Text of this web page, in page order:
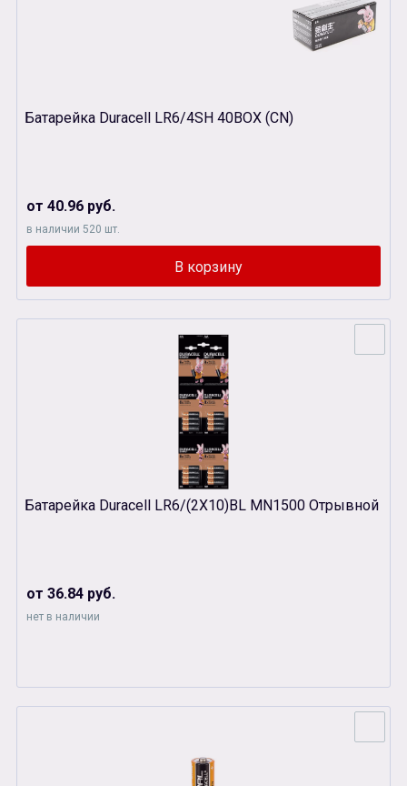
Батарейка Duracell LR6/4SH 40BOX (CN)
от 40.96 руб.
в наличии 520 шт.
Батарейка Duracell LR6/(2Х10)BL MN1500 Отрывной
от 36.84 руб.
нет в наличии